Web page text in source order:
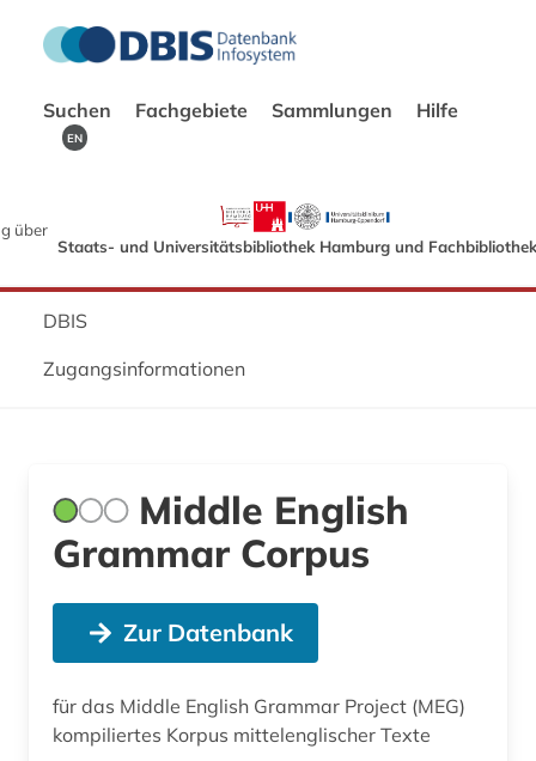
Suchen Fachgebiete Sammlungen Hilfe
EN
über
Staats- und Universitätsbibliothek Hamburg und
DBIS
Zugangsinformationen
Middle English
Grammar Corpus
Zur Datenbank
für das Middle English Grammar Project (MEG)
kompiliertes Korpus mittelenglischer Texte